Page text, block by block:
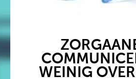
WEINIG